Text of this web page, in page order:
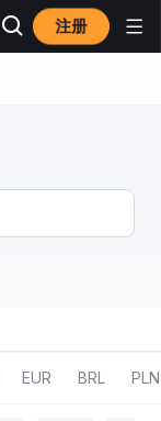
注册
EUR BRL PLN